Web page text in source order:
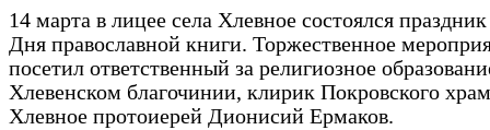
14 марта в лицее села Хлевное состоялся праздник
Дня православной книги. Торжественное
посетил ответственный за религиозное
Хлевенском благочинии, клирик Покровского
Хлевное протоиерей Дионисий Ермаков.